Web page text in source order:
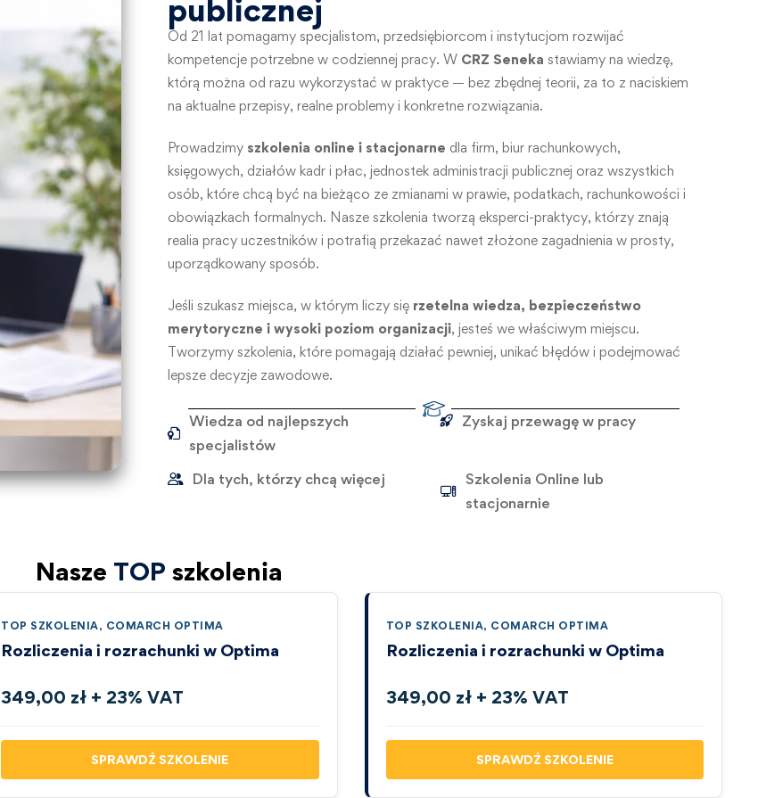
publicznej
Od 21 lat pomagamy specjalistom, przedsiębiorcom i instytucjom rozwijać
kompetencje potrzebne w codziennej pracy. W CRZ Seneka stawiamy na wiedzę,
którą można od razu wykorzystać w praktyce — bez zbędnej teorii, za to z naciskiem
na aktualne przepisy, realne problemy i konkretne rozwiązania.
Prowadzimy szkolenia online i stacjonarne dla firm, biur rachunkowych,
księgowych, działów kadr i płac, jednostek administracji publicznej oraz wszystkich
osób, które chcą być na bieżąco ze zmianami w prawie, podatkach, rachunkowości i
obowiązkach formalnych. Nasze szkolenia tworzą eksperci-praktycy, którzy znają
realia pracy uczestników i potrafią przekazać nawet złożone zagadnienia w prosty,
uporządkowany sposób.
Jeśli szukasz miejsca, w którym liczy się rzetelna wiedza, bezpieczeństwo
merytoryczne i wysoki poziom organizacji, jesteś we właściwym miejscu.
Tworzymy szkolenia, które pomagają działać pewniej, unikać błędów i podejmować
lepsze decyzje zawodowe.
Wiedza od najlepszych
specjalistów
Zyskaj przewagę w pracy
Dla tych, którzy chcą więcej
Szkolenia Online lub
stacjonarnie
Nasze TOP szkolenia
TOP SZKOLENIA, COMARCH OPTIMA
Rozliczenia i rozrachunki w Optima
349,00 zł + 23% VAT
SPRAWDŹ SZKOLENIE
TOP SZKOLENIA, COMARCH OPTIMA
Rozliczenia i rozrachunki w Optima
349,00 zł + 23% VAT
SPRAWDŹ SZKOLENIE